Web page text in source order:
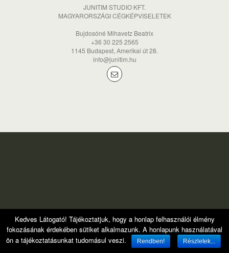
JUNITIM STUDIO KFT.
MAGYARORSZÁGI CÉGKÉPVISELETEK
Bujdosóné Mihavetz Beatrix
+36 30 225 2565
1145 Budapest, Amerikai út 28.
info@junitim.hu
Kedves Látogató! Tájékoztatjuk, hogy a honlap felhasználói élmény
fokozásának érdekében sütiket alkalmazunk. A honlapunk használatával
ön a tájékoztatásunkat tudomásul veszi.
Rendben! Részletek...